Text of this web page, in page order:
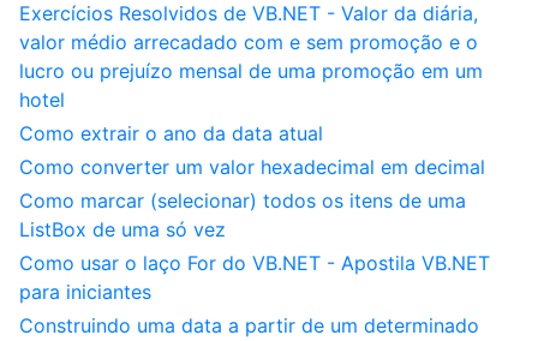
Exercícios Resolvidos de VB.NET - Valor da diária,
valor médio arrecadado com e sem promoção e o
lucro ou prejuízo mensal de uma promoção em um
hotel
Como extrair o ano da data atual
Como converter um valor hexadecimal em decimal
Como marcar (selecionar) todos os itens de uma
ListBox de uma só vez
Como usar o laço For do VB.NET - Apostila VB.NET
para iniciantes
Construindo uma data a partir de um determinado